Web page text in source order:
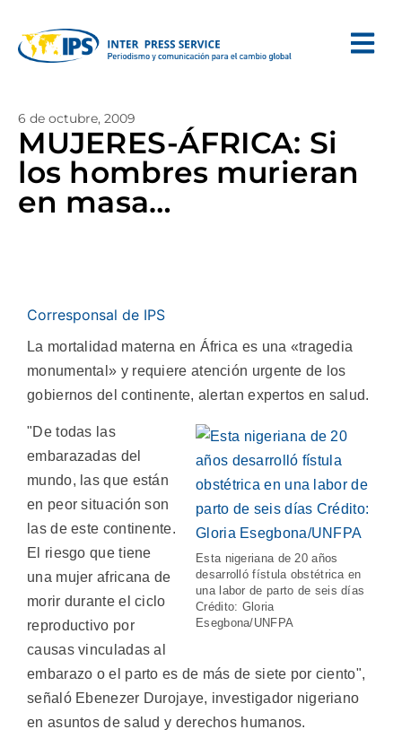
6 de octubre, 2009
MUJERES-ÁFRICA: Si
los hombres murieran
en masa…
Corresponsal de IPS
La mortalidad materna en África es una «tragedia
monumental» y requiere atención urgente de los
gobiernos del continente, alertan expertos en salud.
Esta nigeriana de 20 años
desarrolló fístula obstétrica en
una labor de parto de seis días
Crédito: Gloria
Esegbona/UNFPA
"De todas las
embarazadas del
mundo, las que están
en peor situación son
las de este continente.
El riesgo que tiene
una mujer africana de
morir durante el ciclo
reproductivo por
causas vinculadas al
embarazo o el parto es de más de siete por ciento",
señaló Ebenezer Durojaye, investigador nigeriano
en asuntos de salud y derechos humanos.